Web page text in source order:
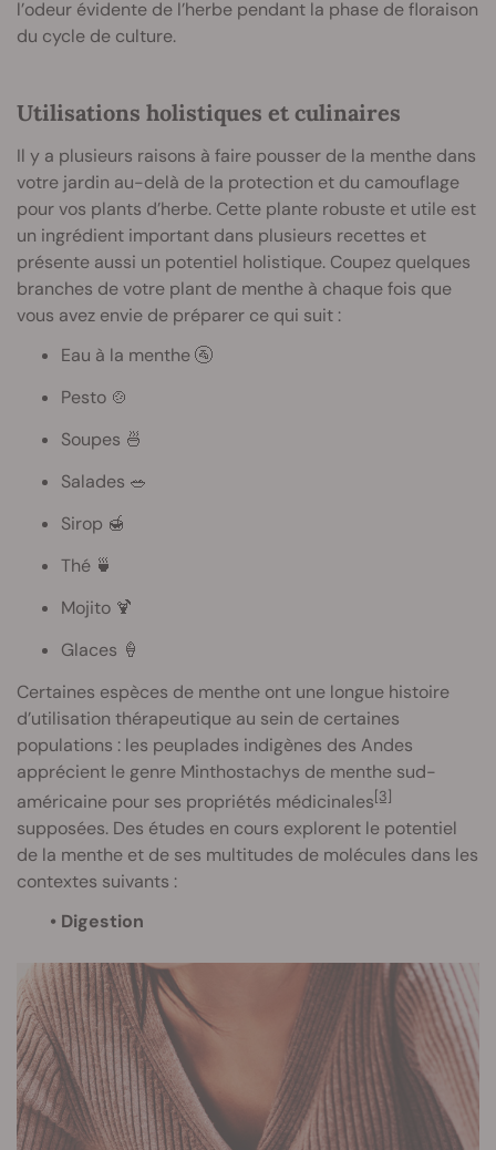
l’odeur évidente de l’herbe pendant la phase de floraison
du cycle de culture.
Utilisations holistiques et culinaires
Il y a plusieurs raisons à faire pousser de la menthe dans
votre jardin au-delà de la protection et du camouflage
pour vos plants d’herbe. Cette plante robuste et utile est
un ingrédient important dans plusieurs recettes et
présente aussi un potentiel holistique. Coupez quelques
branches de votre plant de menthe à chaque fois que
vous avez envie de préparer ce qui suit :
Eau à la menthe 🚰
Pesto 🍲
Soupes 🍜
Salades 🥗
Sirop 🍯
Thé 🍵
Mojito 🍹
Glaces 🍦
Certaines espèces de menthe ont une longue histoire
d’utilisation thérapeutique au sein de certaines
populations : les peuplades indigènes des Andes
apprécient le genre Minthostachys de menthe sud-
américaine pour ses propriétés médicinales[3]
supposées. Des études en cours explorent le potentiel
de la menthe et de ses multitudes de molécules dans les
contextes suivants :
• Digestion